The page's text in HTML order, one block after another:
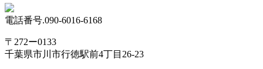
電話番号.090-6016-6168
〒272ー0133
千葉県市川市行徳駅前4丁目26-23